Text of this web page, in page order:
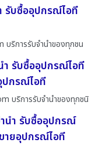
รับซื้ออุปกรณ์ไอที
บริการรับจำนำของทุกชน
ำ รับซื้ออุปกรณ์ไอที
ปกรณ์ไอที
บริการรับจำนำของทุกชนิ
นำ รับซื้ออุปกรณ์
ายอุปกรณ์ไอที